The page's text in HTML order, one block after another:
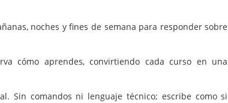
noches y fines de semana para responder sobre
cómo aprendes, convirtiendo cada curso en una
Sin comandos ni lenguaje técnico; escribe como si